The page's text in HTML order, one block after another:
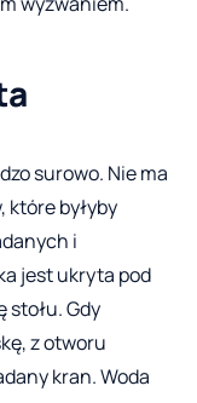
surowo. Nie ma
byłyby
i
jest ukryta pod
stołu. Gdy
z otworu
kran. Woda